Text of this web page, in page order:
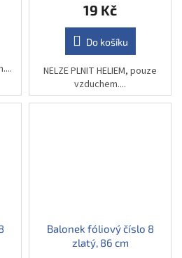
19 Kč
Do košíku
NELZE PLNIT HELIEM, pouze
vzduchem....
Balonek fóliový číslo 8
zlatý, 86 cm